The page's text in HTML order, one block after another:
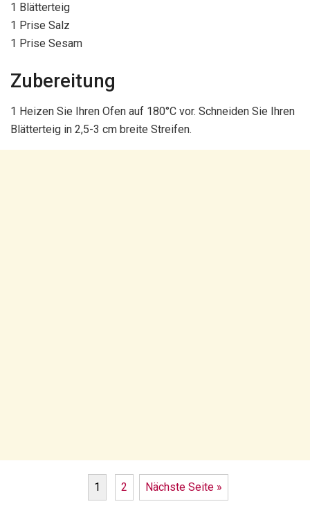
1 Blätterteig
1 Prise Salz
1 Prise Sesam
Zubereitung
1 Heizen Sie Ihren Ofen auf 180°C vor. Schneiden Sie Ihren
Blätterteig in 2,5-3 cm breite Streifen.
1 2 Nächste Seite »